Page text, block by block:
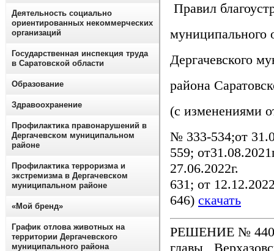
Правил
муниципального
Дергачевского
района
(с изменениями
№ 333-
559;
631; от
646) скачать
РЕШЕНИЕ № 440-
главы
Деятельность социально
ориентированных некоммерческих
организаций
Государственная инспекция труда
в Саратовской области
Образование
Здравоохранение
Профилактика правонарушений в
Дергачевском муниципальном
районе
Профилактика терроризма и
экстремизма в Дергачевском
муниципальном районе
«Мой бренд»
График отлова животных на
территории Дергачевского
муниципального района